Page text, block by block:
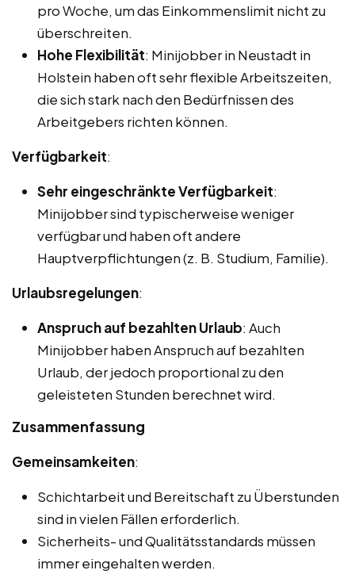
pro Woche, um das Einkommenslimit nicht zu
überschreiten.
Hohe Flexibilität: Minijobber in Neustadt in
Holstein haben oft sehr flexible Arbeitszeiten,
die sich stark nach den Bedürfnissen des
Arbeitgebers richten können.
Verfügbarkeit:
Sehr eingeschränkte Verfügbarkeit:
Minijobber sind typischerweise weniger
verfügbar und haben oft andere
Hauptverpflichtungen (z. B. Studium, Familie).
Urlaubsregelungen:
Anspruch auf bezahlten Urlaub: Auch
Minijobber haben Anspruch auf bezahlten
Urlaub, der jedoch proportional zu den
geleisteten Stunden berechnet wird.
Zusammenfassung
Gemeinsamkeiten:
Schichtarbeit und Bereitschaft zu Überstunden
sind in vielen Fällen erforderlich.
Sicherheits- und Qualitätsstandards müssen
immer eingehalten werden.